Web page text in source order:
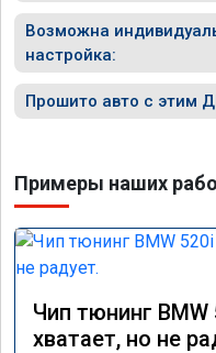
Возможна
настройка:
Прошито авто с этим
Примеры наших
Чип тюнинг BMW
хватает, но не